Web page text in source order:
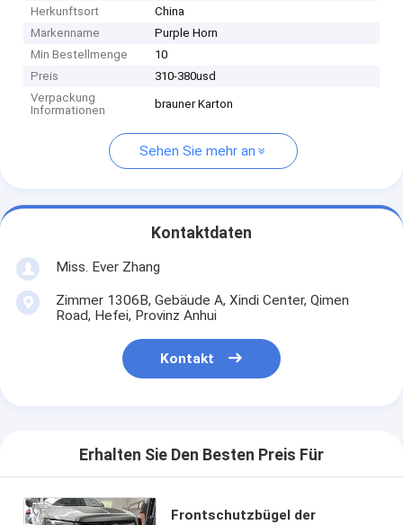
Herkunftsort
China
Markenname
Purple Horn
Min Bestellmenge
10
Preis
310-380usd
Verpackung
Informationen
brauner Karton
Sehen Sie mehr an
Kontaktdaten
Miss. Ever Zhang
Zimmer 1306B, Gebäude A, Xindi Center, Qimen
Road, Hefei, Provinz Anhui
Kontakt
Erhalten Sie Den Besten Preis Für
Frontschutzbügel der